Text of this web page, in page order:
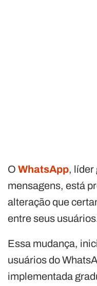
O WhatsApp, líder
mensagens, está
alteração que
entre seus
Essa mudança,
usuários do
implementada